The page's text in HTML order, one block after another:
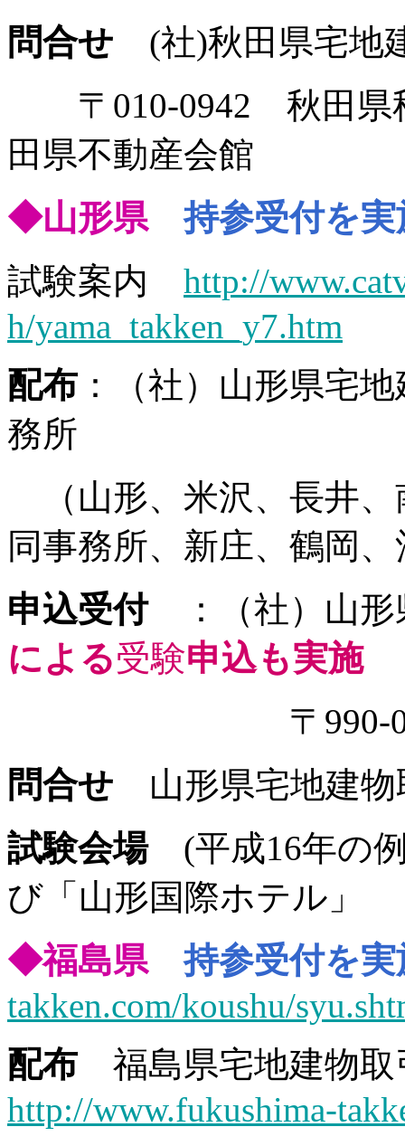
問合せ (社)秋田県宅地
〒010-0942 秋田県秋
田県不動産会館
◆山形県持参受付を
試験案内 http://
h/yama_takken_y7.htm
配布：（社）山形県宅
務所
（山形、米沢、長井、
同事務所、新庄、鶴岡
申込受付：（社）山形
による受験申込も実施
〒990-0023 山
問合せ 山形県宅地建物
試験会場(平成16年の
び「山形国際ホテル」
◆福島県持参受付を
takken.com/koushu/
配布福島県宅地建物
http://www.fukushima-